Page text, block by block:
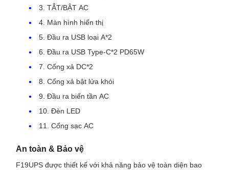
3. TẮT/BẬT AC
4. Màn hình hiển thị
5. Đầu ra USB loại A*2
6. Đầu ra USB Type-C*2 PD65W
7. Cổng xả DC*2
8. Cổng xả bật lửa khói
9. Đầu ra biến tần AC
10. Đèn LED
11. Cổng sạc AC
An toàn & Bảo vệ
F19UPS được thiết kế với khả năng bảo vệ toàn diện bao